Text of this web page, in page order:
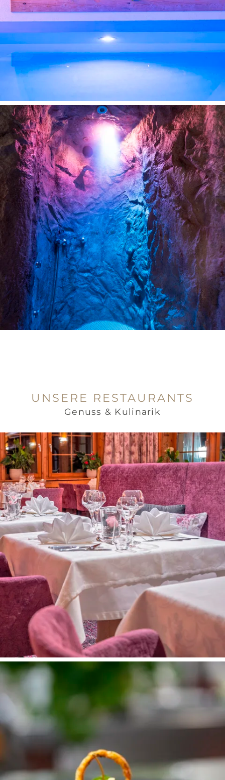
UNSERE RESTAURANTS
Genuss & Kulinarik